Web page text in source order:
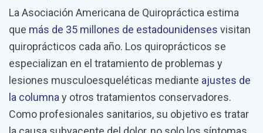
La Asociación Americana de Quiropráctica estima
que más de 35 millones de estadounidenses visitan
quiroprácticos cada año. Los quiroprácticos se
especializan en el tratamiento de problemas y
lesiones musculoesqueléticas mediante ajustes de
la columna y otros tratamientos conservadores.
Como profesionales sanitarios, su objetivo es tratar